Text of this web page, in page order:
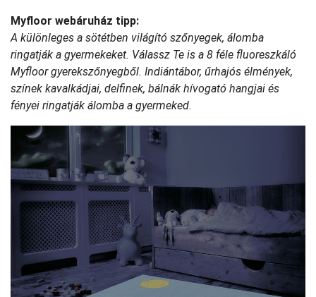
Myfloor webáruház tipp:
A különleges a sötétben világító szőnyegek, álomba
ringatják a gyermekeket. Válassz Te is a 8 féle fluoreszkáló
Myfloor gyerekszőnyegből. Indiántábor, űrhajós élmények,
színek kavalkádjai, delfinek, bálnák hívogató hangjai és
fényei ringatják álomba a gyermeked.